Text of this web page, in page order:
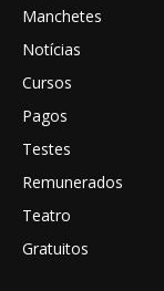
Manchetes
Notícias
Cursos
Pagos
Testes
Remunerados
Teatro
Gratuitos